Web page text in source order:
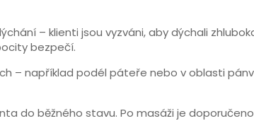
– klienti jsou vyzváni, aby dýchali
bezpečí.
– například podél páteře nebo v oblasti
do běžného stavu. Po masáži je